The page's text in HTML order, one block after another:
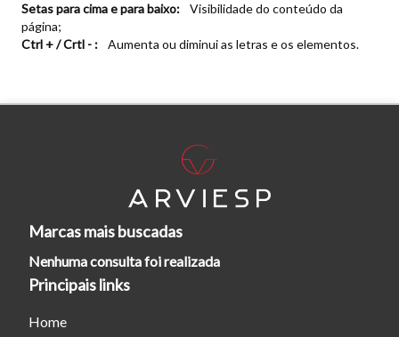
Para aumentar ou diminuir a fonte em nosso site, utilize os
atalhos Ctrl+ (para aumentar) e Ctrl- (para diminuir) no seu
Setas para cima e para baixo:
Visibilidade do conteúdo da
página;
Ctrl + / Crtl - :
Aumenta ou diminui as letras e os elementos.
Marcas mais buscadas
Nenhuma consulta foi realizada
Principais links
Home